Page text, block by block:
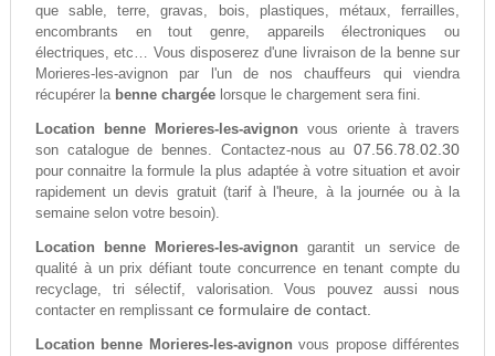
que sable, terre, gravas, bois, plastiques, métaux, ferrailles,
encombrants en tout genre, appareils électroniques ou
électriques, etc… Vous disposerez d'une livraison de la benne sur
Morieres-les-avignon par l'un de nos chauffeurs qui viendra
récupérer la benne chargéelorsque le chargement sera fini.
Location benne Morieres-les-avignon vous oriente à travers
son catalogue de bennes. Contactez-nous au07.56.78.02.30
pour connaitre la formule la plus adaptée à votre situation et avoir
rapidement un devis gratuit (tarif à l'heure, à la journée ou à la
semaine selon votre besoin).
Location benne Morieres-les-avignon garantit un service de
qualité à un prix défiant toute concurrence en tenant compte du
recyclage, tri sélectif, valorisation. Vous pouvez aussi nous
contacter en remplissant ce formulaire de contact.
Location benne Morieres-les-avignon vous propose différentes